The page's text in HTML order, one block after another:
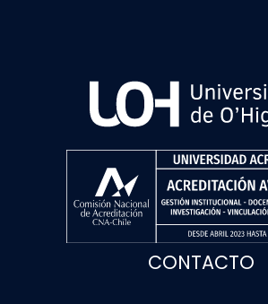
CONTACTO